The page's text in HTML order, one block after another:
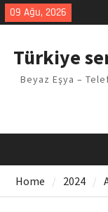
Skip
to
09 Ağu, 2026
Türkiye
Beyaz Eşya –
Home 2024